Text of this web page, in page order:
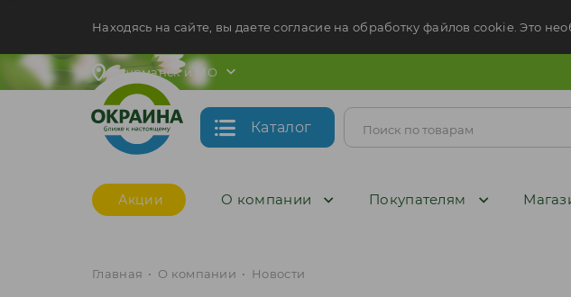
Находясь на сайте, вы даете согласие на обработку файлов cookie. Это
Мурманск и МО
Каталог
Акции О компании Покупателям
Главная • О компании • Новости